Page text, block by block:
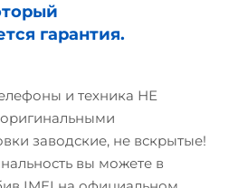
гарантия.
и техника НЕ
заводские, не вскрытые!
вы можете в